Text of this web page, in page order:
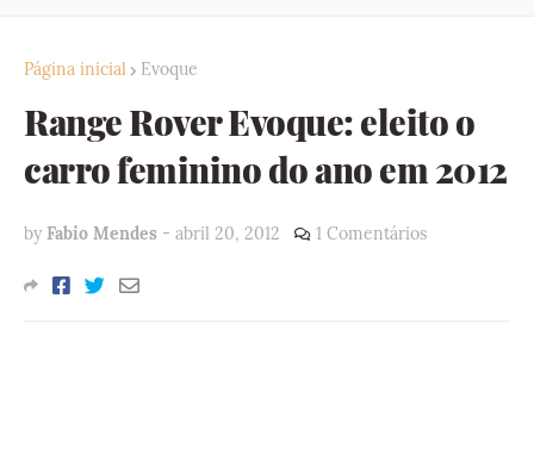
Página inicial Evoque
Range Rover Evoque: eleito o
carro feminino do ano em 2012
by Fabio Mendes - abril 20, 2012 1 Comentários